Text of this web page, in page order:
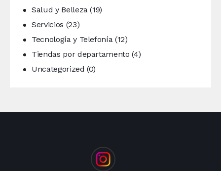
Salud y Belleza (19)
Servicios (23)
Tecnología y Telefonía (12)
Tiendas por departamento (4)
Uncategorized (0)